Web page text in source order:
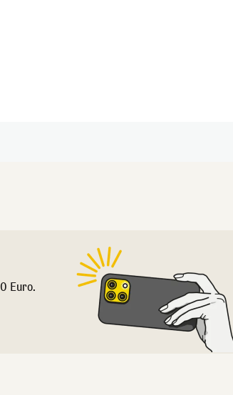
Euro.